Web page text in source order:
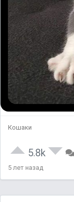
Кошаки
5.8k
5 лет назад